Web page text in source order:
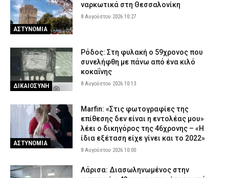
ΑΣΤΥΝΟΜΙΑ
ναρκωτικά στη Θεσσαλονίκη
8 Αυγούστου 2026 10:27
ΔΙΚΑΙΟΣΥΝΗ
Ρόδος: Στη φυλακή ο 59χρονος που
συνελήφθη με πάνω από ένα κιλό
κοκαΐνης
8 Αυγούστου 2026 10:13
ΑΣΤΥΝΟΜΙΑ
Marfin: «Στις φωτογραφίες της
επίθεσης δεν είναι η εντολέας μου»
λέει ο δικηγόρος της 46χρονης – «Η
ίδια εξέταση είχε γίνει και το 2022»
8 Αυγούστου 2026 10:00
Λάρισα: Διασωληνωμένος στην